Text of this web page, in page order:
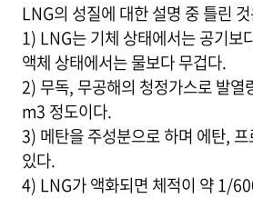
LNG의 성질에 대한 설명 중 틀린
1) LNG는 기체 상태에서는 공기보
액체 상태에서는 물보다 무겁다.
2) 무독, 무공해의 청정가스로 발
m3 정도이다.
3) 메탄을 주성분으로 하며 에탄,
있다.
4) LNG가 액화되면 체적이 약 1/